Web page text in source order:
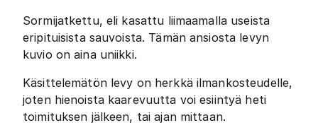
Sormijatkettu, eli kasattu liimaamalla useista
eripituisista sauvoista. Tämän ansiosta levyn
kuvio on aina uniikki.
Käsittelemätön levy on herkkä ilmankosteudelle,
joten hienoista kaarevuutta voi esiintyä heti
toimituksen jälkeen, tai ajan mittaan.